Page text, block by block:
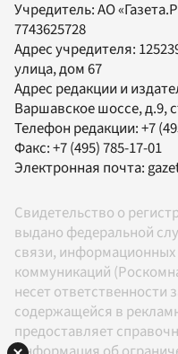
Учредитель:АО
7743625728
Адрес учредителя:
улица, дом 67
Адрес редакции и
Варшавское шоссе, д.9,
Телефон редакции:+7
Факс:+7 (495) 785-17-01
Электронная почта:
Свидетельство о
выдано федеральной
связи, информационных
коммуникаций
несет
содержащейся в
предоставляет